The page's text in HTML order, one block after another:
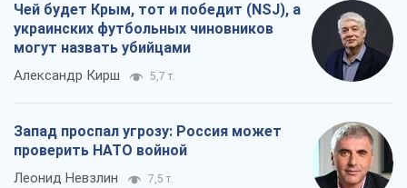
Чей будет Крым, тот и победит (NSJ), а
украинских футбольных чиновников
могут назвать убийцами
Александр Кирш 5,7 т.
Запад проспал угрозу: Россия может
проверить НАТО войной
Леонид Невзлин 7,5 т.